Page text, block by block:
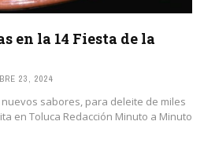
en la 14 Fiesta de la
23, 2024
sabores, para deleite de miles
en Toluca Redacción Minuto a Minuto